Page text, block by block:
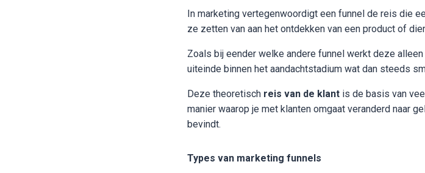
In marketing vertegenwoordigt een funnel de reis die
ze zetten van aan het ontdekken van een product of
Zoals bij eender welke andere funnel werkt deze
uiteinde binnen het aandachtstadium wat dan steeds
Deze theoretisch reis van de klant is de basis van
manier waarop je met klanten omgaat veranderd naar
bevindt.
Types van marketing funnels